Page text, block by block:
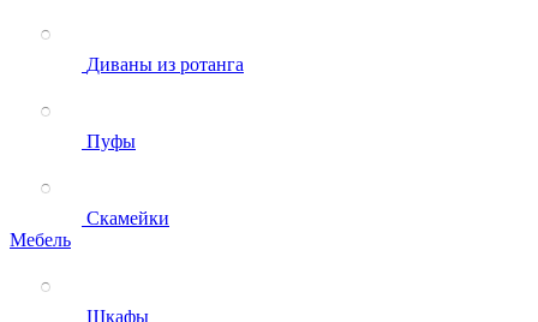
Диваны из ротанга
Пуфы
Скамейки
Мебель
Шкафы